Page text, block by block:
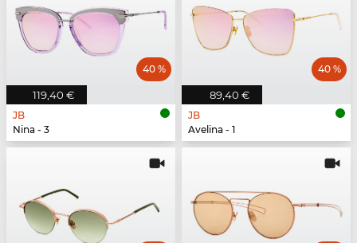
119,40 €
40 %
JB
Nina - 3
89,40 €
40 %
JB
Avelina - 1